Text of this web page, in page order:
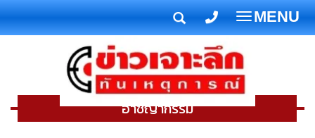
T
o
g
g
l
e
MENU
อาชญากรรม